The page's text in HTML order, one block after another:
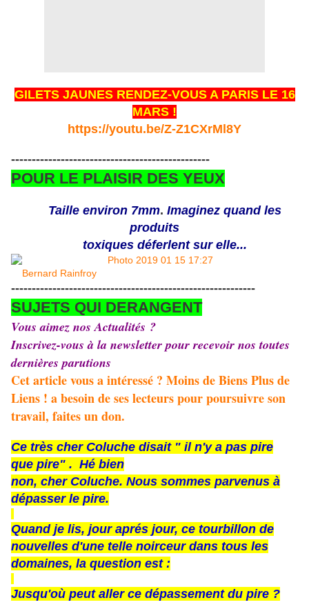
GILETS JAUNES RENDEZ-VOUS A PARIS LE 16
MARS !
https://youtu.be/Z-Z1CXrMl8Y
------------------------------------------------
POUR LE PLAISIR DES YEUX
Taille environ 7mm. Imaginez quand les
produits
toxiques déferlent sur elle...
Bernard Rainfroy
-----------------------------------------------------------
SUJETS QUI DERANGENT
Vous aimez nos Actualités ?
Inscrivez-vous à la newsletter pour recevoir nos toutes
dernières parutions
Cet article vous a intéressé ? Moins de Biens Plus de
Liens ! a besoin de ses lecteurs pour poursuivre son
travail, faites un don.
Ce très cher Coluche disait " il n'y a pas pire
que pire" . Hé bien
non, cher Coluche. Nous sommes parvenus à
dépasser le pire.
Quand je lis, jour aprés jour, ce tourbillon de
nouvelles d'une telle noirceur dans tous les
domaines, la question est :
Jusqu'où peut aller ce dépassement du pire ?